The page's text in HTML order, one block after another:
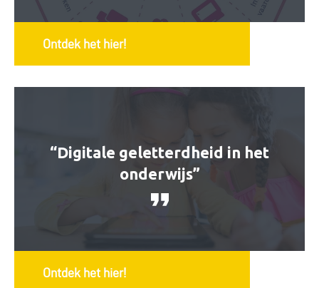
Ontdek het hier!
“Digitale geletterdheid in het
onderwijs”
Ontdek het hier!